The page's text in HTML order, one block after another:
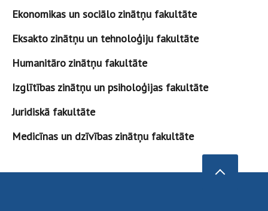
Ekonomikas un sociālo zinātņu fakultāte
Eksakto zinātņu un tehnoloģiju fakultāte
Humanitāro zinātņu fakultāte
Izglītības zinātņu un psiholoģijas fakultāte
Juridiskā fakultāte
Medicīnas un dzīvības zinātņu fakultāte